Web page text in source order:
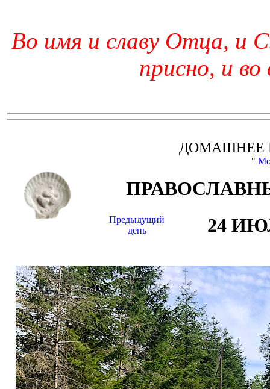
Во имя и славу Отца, и
присно, и во
ДОМАШНЕЕ
"
Предыдущий
день
24